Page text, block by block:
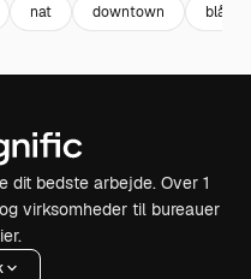
nat downtown blå
dit bedste arbejde. Over 1
virksomheder til bureauer